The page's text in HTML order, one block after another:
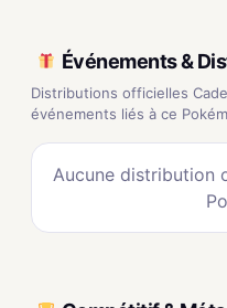
Événements &
Distributions officielles
événements liés à ce
Aucune distribution